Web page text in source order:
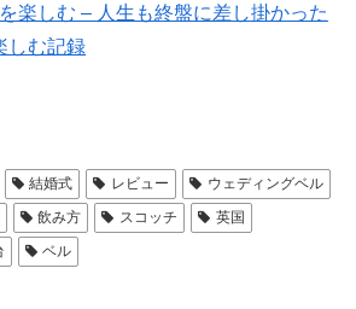
楽しむ – 人生も終盤に差し掛かった
しむ記録
結婚式 レビュー
ウェディングベル
飲み方 スコッチ
英国
ベル